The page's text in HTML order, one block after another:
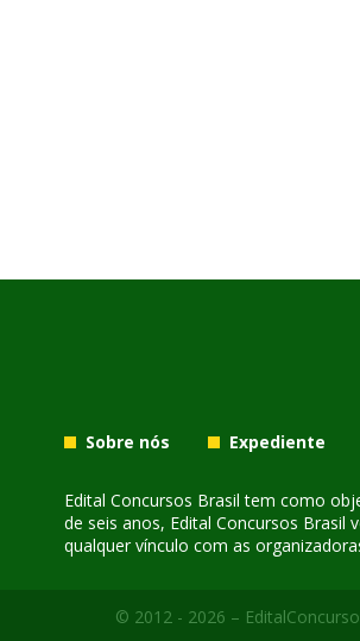
Sobre nós Expediente
Edital Concursos Brasil tem como
de seis anos, Edital Concursos
qualquer vínculo com as
© 2012 - 2026 –